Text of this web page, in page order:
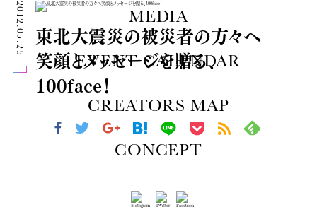
MEDIA
EVENT CALENDAR
CREATORS MAP
CONCEPT
東北大震災の被災者の方々へ
笑顔とメッセージを贈る、
100face！
2012.05.25